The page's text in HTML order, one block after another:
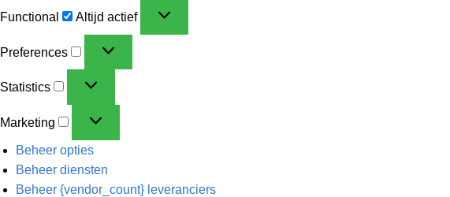
Functional Altijd actief
Preferences
Statistics
Marketing
Beheer opties
Beheer diensten
Beheer {vendor_count} leveranciers